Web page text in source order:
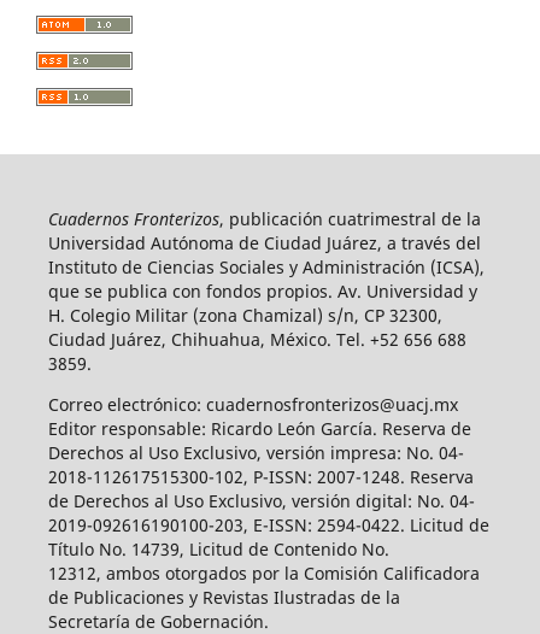
Cuadernos Fronterizos, publicación cuatrimestral de la
Universidad Autónoma de Ciudad Juárez, a través del
Instituto de Ciencias Sociales y Administración (ICSA),
que se publica con fondos propios. Av. Universidad y
H. Colegio Militar (zona Chamizal) s/n, CP 32300,
Ciudad Juárez, Chihuahua, México. Tel. +52 656 688
3859.
Correo electrónico: cuadernosfronterizos@uacj.mx
Editor responsable: Ricardo León García. Reserva de
Derechos al Uso Exclusivo, versión impresa: No. 04-
2018-112617515300-102, P-ISSN: 2007-1248. Reserva
de Derechos al Uso Exclusivo, versión digital: No. 04-
2019-092616190100-203, E-ISSN: 2594-0422. Licitud de
Título No. 14739, Licitud de Contenido No.
12312, ambos otorgados por la Comisión Calificadora
de Publicaciones y Revistas Ilustradas de la
Secretaría de Gobernación.